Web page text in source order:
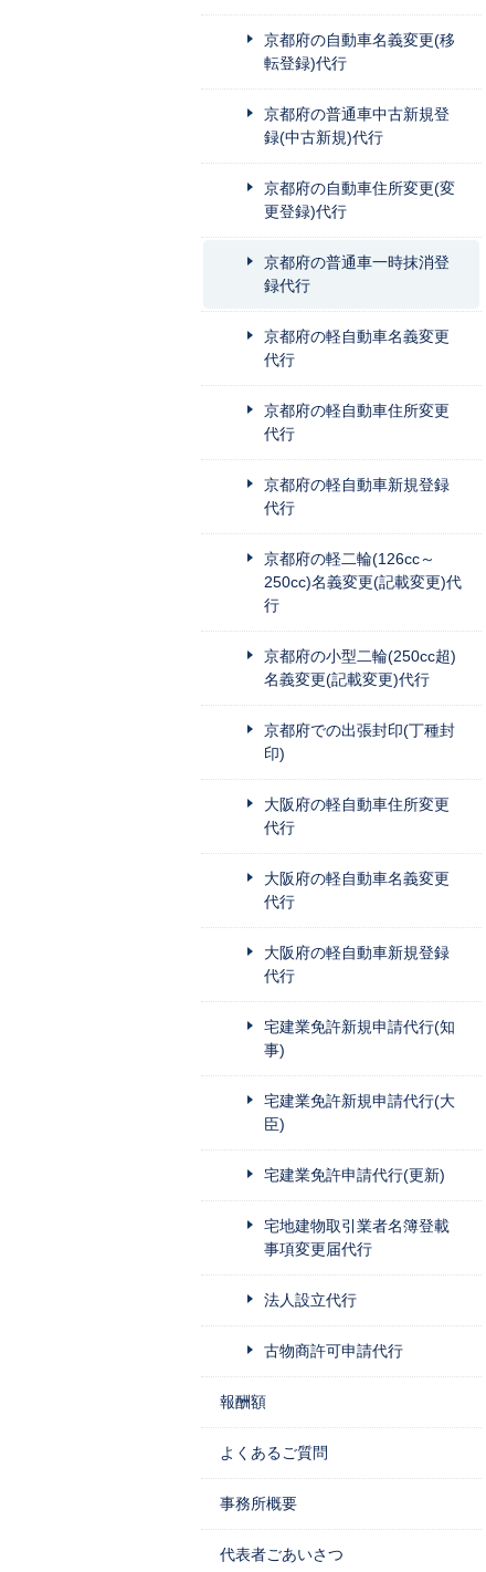
京都府の自動車名義変更(移
転登録)代行
京都府の普通車中古新規登
録(中古新規)代行
京都府の自動車住所変更(変
更登録)代行
京都府の普通車一時抹消登
録代行
京都府の軽自動車名義変更
代行
京都府の軽自動車住所変更
代行
京都府の軽自動車新規登録
代行
京都府の軽二輪(126cc～
250cc)名義変更(記載変更)代
行
京都府の小型二輪(250cc超)
名義変更(記載変更)代行
京都府での出張封印(丁種封
印)
大阪府の軽自動車住所変更
代行
大阪府の軽自動車名義変更
代行
大阪府の軽自動車新規登録
代行
宅建業免許新規申請代行(知
事)
宅建業免許新規申請代行(大
臣)
宅建業免許申請代行(更新)
宅地建物取引業者名簿登載
事項変更届代行
法人設立代行
古物商許可申請代行
報酬額
よくあるご質問
事務所概要
代表者ごあいさつ